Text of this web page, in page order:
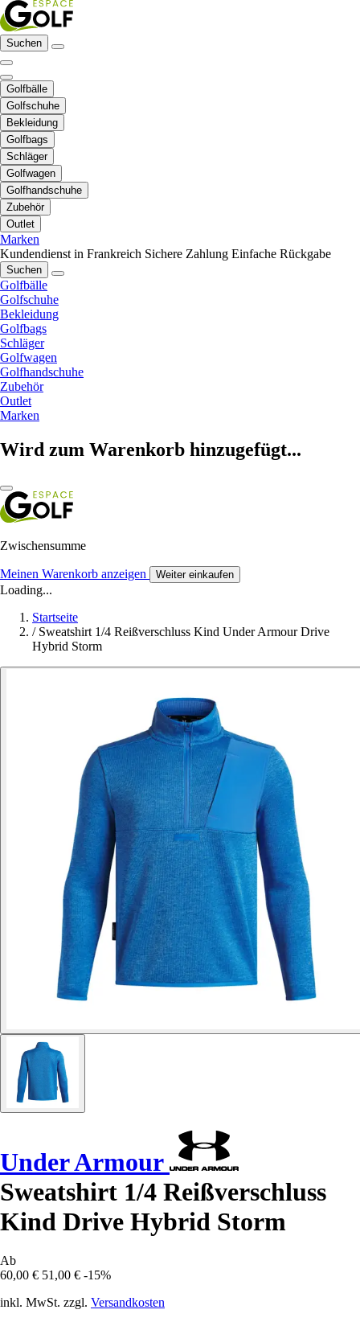
Suchen
Golfbälle
Golfschuhe
Bekleidung
Golfbags
Schläger
Golfwagen
Golfhandschuhe
Zubehör
Outlet
Marken
Kundendienst in Frankreich Sichere Zahlung Einfache Rückgabe
Suchen
Golfbälle
Golfschuhe
Bekleidung
Golfbags
Schläger
Golfwagen
Golfhandschuhe
Zubehör
Outlet
Marken
Wird zum Warenkorb hinzugefügt...
Zwischensumme
Meinen Warenkorb anzeigen Weiter einkaufen
Loading...
Startseite
/ Sweatshirt 1/4 Reißverschluss Kind Under Armour Drive
Hybrid Storm
Under Armour
Sweatshirt 1/4 Reißverschluss
Kind Drive Hybrid Storm
Ab
60,00 € 51,00 € -15%
inkl. MwSt. zzgl. Versandkosten